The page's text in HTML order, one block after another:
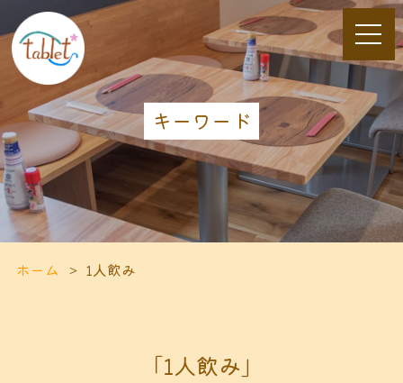
キーワード
ホーム 1人飲み
「1人飲み」